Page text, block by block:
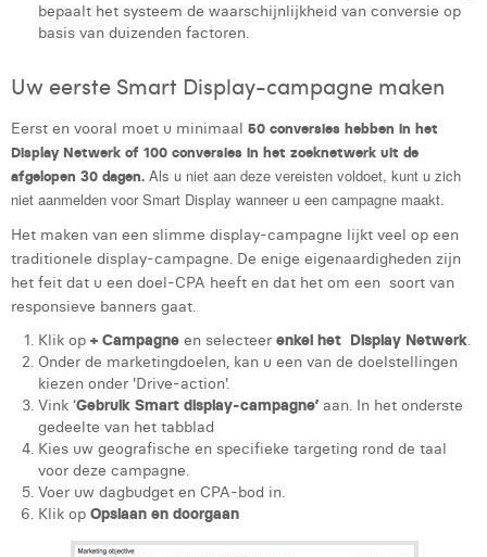
Lotte Vranckx
Manon Houppertz
Margaux Marien
Margaux Snakkers
Mathias Segers
Ninon Chevalier
Olivia Lohest
Pieter Maesmans
Sebastiaan Reeskamp
Sven Bosschem
bepaalt het systeem de waarschijnlijkheid van conversie op
basis van duizenden factoren.
Uw eerste Smart Display-campagne maken
Eerst en vooral moet u minimaal 50 conversies hebben in het
Display Netwerk of 100 conversies in het zoeknetwerk uit de
afgelopen 30 dagen. Als u niet aan deze vereisten voldoet, kunt u zich
niet aanmelden voor Smart Display wanneer u een campagne maakt.
Het maken van een slimme display-campagne lijkt veel op een
traditionele display-campagne. De enige eigenaardigheden zijn
het feit dat u een doel-CPA heeft en dat het om een soort van
responsieve banners gaat.
Klik op + Campagne en selecteer enkel het Display Netwerk.
Onder de marketingdoelen, kan u een van de doelstellingen
kiezen onder 'Drive-action'.
Vink ‘Gebruik Smart display-campagne’ aan. In het onderste
gedeelte van het tabblad
Kies uw geografische en specifieke targeting rond de taal
voor deze campagne.
Voer uw dagbudget en CPA-bod in.
Klik op Opslaan en doorgaan